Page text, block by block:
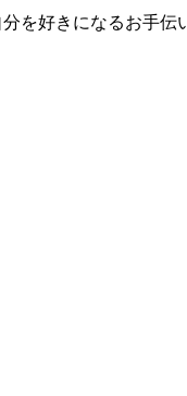
を好きになるお手伝